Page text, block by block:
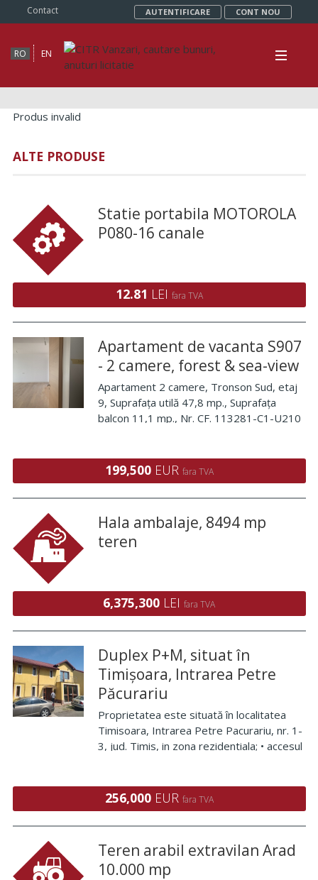
Contact AUTENTIFICARE CONT NOU
RO EN
Produs invalid
ALTE PRODUSE
Statie portabila MOTOROLA
P080-16 canale
12.81 LEI fara TVA
Apartament de vacanta S907
- 2 camere, forest & sea-view
Apartament 2 camere, Tronson Sud, etaj
9, Suprafața utilă 47,8 mp., Suprafața
balcon 11,1 mp., Nr. CF. 113281-C1-U210
199,500 EUR fara TVA
Hala ambalaje, 8494 mp
teren
6,375,300 LEI fara TVA
Duplex P+M, situat în
Timișoara, Intrarea Petre
Păcurariu
Proprietatea este situată în localitatea
Timisoara, Intrarea Petre Pacurariu, nr. 1-
3, jud. Timis, in zona rezidentiala; • accesul
pietonal. • zona de amplasare es
256,000 EUR fara TVA
Teren arabil extravilan Arad
10.000 mp